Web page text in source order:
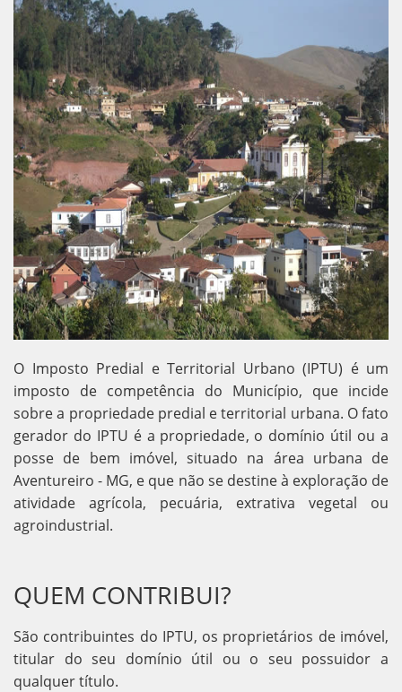
O Imposto Predial e Territorial Urbano (IPTU) é um
imposto de competência do Município, que incide
sobre a propriedade predial e territorial urbana. O fato
gerador do IPTU é a propriedade, o domínio útil ou a
posse de bem imóvel, situado na área urbana de
Aventureiro - MG, e que não se destine à exploração de
atividade agrícola, pecuária, extrativa vegetal ou
agroindustrial.
QUEM CONTRIBUI?
São contribuintes do IPTU, os proprietários de imóvel,
titular do seu domínio útil ou o seu possuidor a
qualquer título.